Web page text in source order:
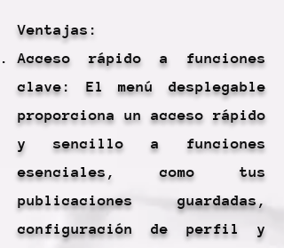
Ventajas:
Acceso rápido a funciones
clave: El menú desplegable
proporciona un acceso rápido
y sencillo a funciones
esenciales, como tus
publicaciones guardadas,
configuración de perfil y